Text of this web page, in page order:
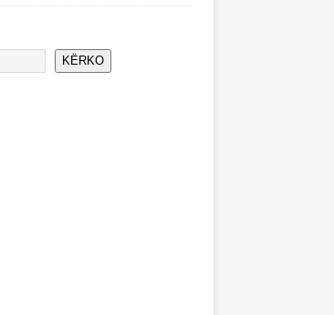
KËRKO